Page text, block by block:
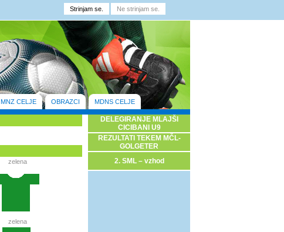
MNZ CELJE OBRAZCI MDNS CELJE
zelena
zelena
DELEGIRANJE MLAJŠI
CICIBANI U9
REZULTATI TEKEM MČL-
GOLGETER
2. SML – vzhod